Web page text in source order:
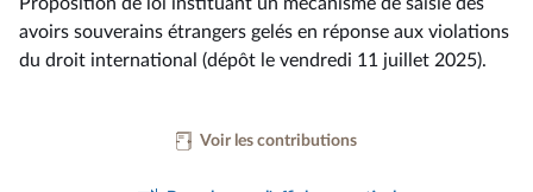
avoirs souverains étrangers gelés en réponse aux violations
du droit international (dépôt le vendredi 11 juillet 2025).
Voir les contributions